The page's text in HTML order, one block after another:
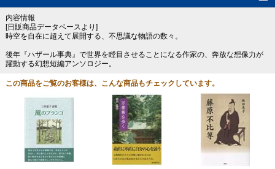
内容情報
[日販商品データベースより]
時空を自在に超えて展開する、不思議な物語の数々。
後年『ハザール事典』で世界を瞠目させることになる作家の、奔放な想像力が
躍動する幻想短編アンソロジー。
この商品をご覧のお客様は、こんな商品もチェックしています。